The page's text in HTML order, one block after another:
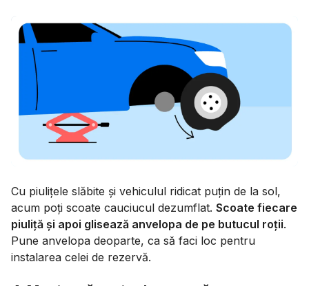
Cu piulițele slăbite și vehiculul ridicat puțin de la sol,
acum poți scoate cauciucul dezumflat. Scoate fiecare
piuliță și apoi glisează anvelopa de pe butucul roții.
Pune anvelopa deoparte, ca să faci loc pentru
instalarea celei de rezervă.